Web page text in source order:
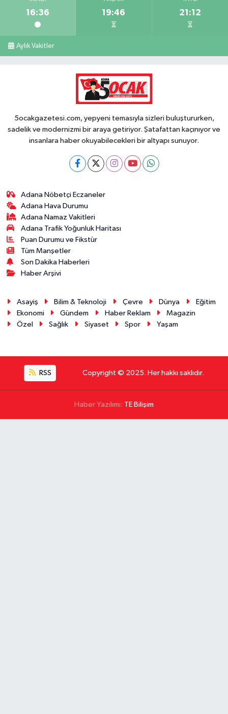
16:36 19:46 21:12
Aylık Vakitler
5ocakgazetesi.com, yepyeni temasıyla sizleri buluştururken,
sadelik ve modernizmi bir araya getiriyor. Şatafattan kaçınıyor ve
insanlara haber okuyabilecekleri bir altyapı sunuyor.
Adana Nöbetçi Eczaneler
Adana Hava Durumu
Adana Namaz Vakitleri
Adana Trafik Yoğunluk Haritası
Puan Durumu ve Fikstür
Tüm Manşetler
Son Dakika Haberleri
Haber Arşivi
Asayiş Bilim & Teknoloji Çevre Dünya
Eğitim
Ekonomi
Gündem Haber Reklam
Magazin
Özel
Sağlık Siyaset Spor Yaşam
RSS Copyright © 2025. Her hakkı saklıdır.
Haber Yazılımı: TE Bilişim